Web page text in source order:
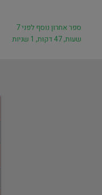
ספר אחרון נוסף לפני 7
שעות, 47 דקות, 1 שניות